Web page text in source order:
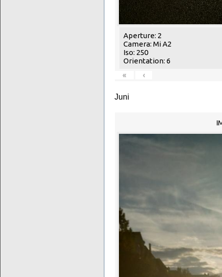
Aperture: 2
Camera: Mi A2
Iso: 250
Orientation: 6
«
‹
Juni